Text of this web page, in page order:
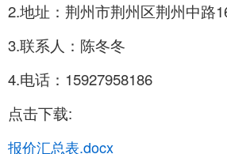
2.地址：荆州市荆州区荆州中路
3.联系人：陈冬冬
4.电话：15927958186
点击下载:
报价汇总表.docx